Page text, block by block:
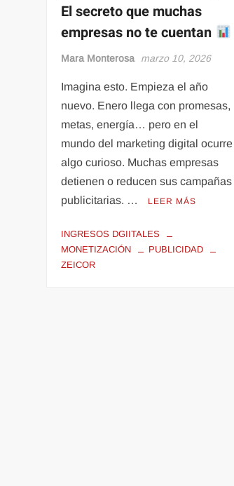
El secreto que muchas
empresas no te cuentan
Mara Monterosa marzo 10, 2026
Imagina esto. Empieza el año
nuevo. Enero llega con promesas,
metas, energía… pero en el
mundo del marketing digital ocurre
algo curioso. Muchas empresas
detienen o reducen sus campañas
publicitarias. …
LEER MÁS
INGRESOS DGIITALES
MONETIZACIÓN
PUBLICIDAD
ZEICOR